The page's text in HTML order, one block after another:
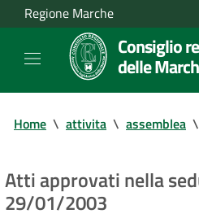
Regione Marche
Consiglio
delle
Home \ attivita \ assemblea \
Atti approvati nella
29/01/2003